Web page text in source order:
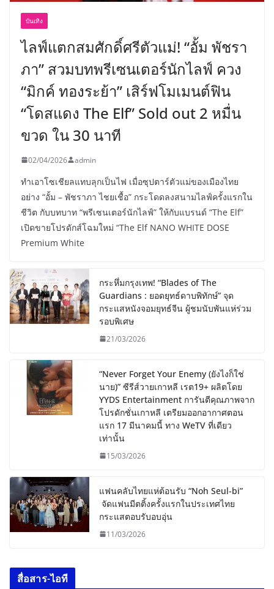
บันเทิง
ไลฟ์แตกสมศักดิ์ศรีตัวแม่! “อั้ม พัชรา
ภา” สวมบทพรีเซนเตอร์นักไลฟ์ ควง
“มิกค์ ทองระย้า” เสิร์ฟโมเมนต์ฟิน
“โดสแดง The Elf” Sold out 2 หมื่น
ขวด ใน 30 นาที
02/04/2026 admin
ทำเอาโซเชียลแทบลุกเป็นไฟ เมื่อซุปตาร์ตัวแม่ของเมืองไทย
อย่าง “อั้ม – พัชราภา ไชยเชื้อ” กระโดดลงสนามไลฟ์ครั้งแรกใน
ชีวิต กับบทบาท “พรีเซนเตอร์นักไลฟ์” ให้กับแบรนด์ “The Elf”
เปิดขายโปรดักส์โฉมใหม่ “The Elf NANO WHITE DOSE
Premium White
กระหึ่มกรุงเทพ! “Blades of The
Guardians : ยอดยุทธ์ดาบพิทักษ์” จุด
กระแสหนังจอมยุทธ์จีน ผู้ชมนับพันแห่ร่วม
รอบพิเศษ
21/03/2026
“Never Forget Your Enemy (ยังไงก็ใช่
นาย)” ซีรีส์วายเกาหลี เรต19+ ผลิตโดย
YYDS Entertainment การันตีคุณภาพจาก
โปรดักชั่นเกาหลี เตรียมออกอากาศตอน
แรก 17 มีนาคมนี้ ทาง WeTV ที่เดียว
เท่านั้น
15/03/2026
แฟนคลับไทยแห่ต้อนรับ “Noh Seul-bi”
จัดแฟนมีตติ้งครั้งแรกในประเทศไทย
กระแสตอบรับอบอุ่น
11/03/2026
สื่อสาร-ไอที